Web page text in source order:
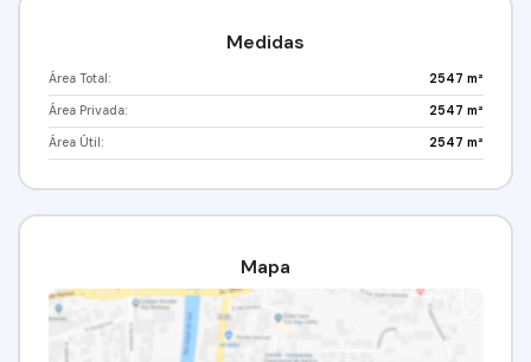
Medidas
Área Total: 2547 m²
Área Privada: 2547 m²
Área Útil: 2547 m²
Mapa